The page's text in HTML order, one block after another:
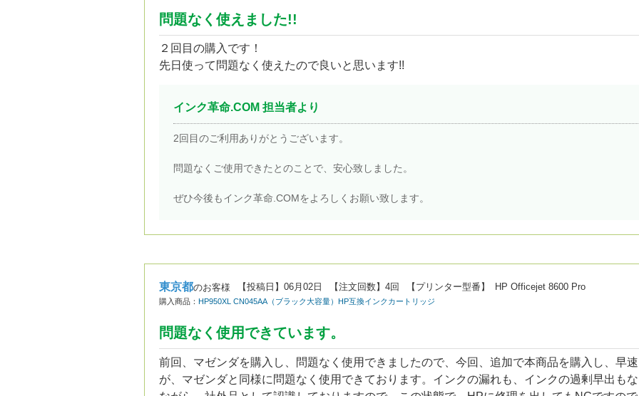
問題なく使えました!!
２回目の購入です！
先日使って問題なく使えたので良いと思います!!
インク革命.COM 担当者より
2回目のご利用ありがとうございます。
問題なくご使用できたとのことで、安心致しました。
ぜひ今後もインク革命.COMをよろしくお願い致します。
東京都のお客様 【投稿日】 06月02日 【注文回数】 4回 【プリンター型番】 HP Officejet 8600 Pro
購入商品： HP950XL CN045AA（ブラック大容量）HP互換インクカートリッジ
問題なく使用できています。
前回、マゼンダを購入し、問題なく使用できましたので、今回、追加で本商品を購入し、早
が、マゼンダと同様に問題なく使用できております。インクの漏れも、インクの過剰早出も